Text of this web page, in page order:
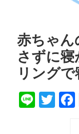
赤ちゃん
さずに寝
リング
Line